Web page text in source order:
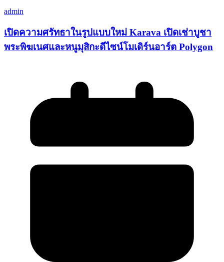
admin
เปิดความศรัทธาในรูปแบบใหม่ Karava เปิดเช่าบูชา
พระพิฆเนศและหนูมุสิกะดีไซน์โมเดิร์นอาร์ต Polygon